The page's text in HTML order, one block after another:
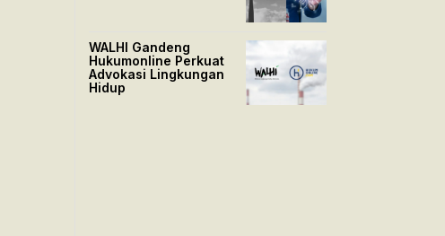
WALHI Gandeng
Hukumonline Perkuat
Advokasi Lingkungan
Hidup